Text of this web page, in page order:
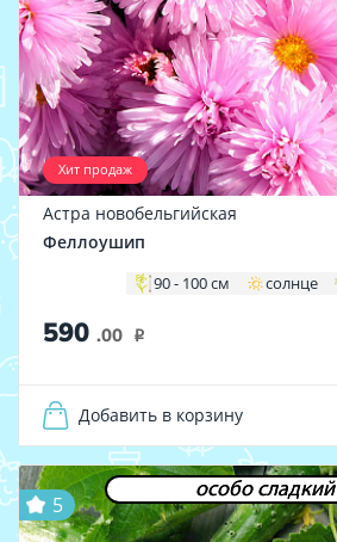
Хит продаж
Астра новобельгийская
Феллоушип
90 - 100 см солнце
590 .00 i
Добавить в корзину
особо сладкий
5